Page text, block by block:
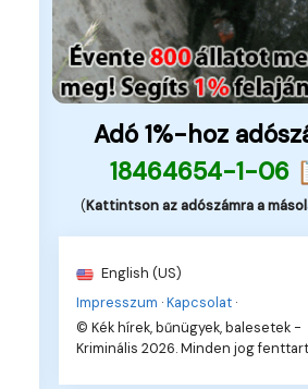
Adó 1%-hoz
18464654-1-06
(Kattintson az adószámra a
English (US)
Impresszum ·Kapcsolat ·
© Kék hírek, bűnügyek, balesetek -
Kriminális 2026. Minden jog